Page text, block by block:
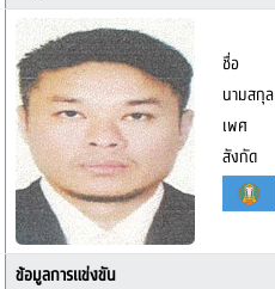
ชื่อ
นามสกุล
เพศ
สังกัด
ข้อมูลการแข่งขัน